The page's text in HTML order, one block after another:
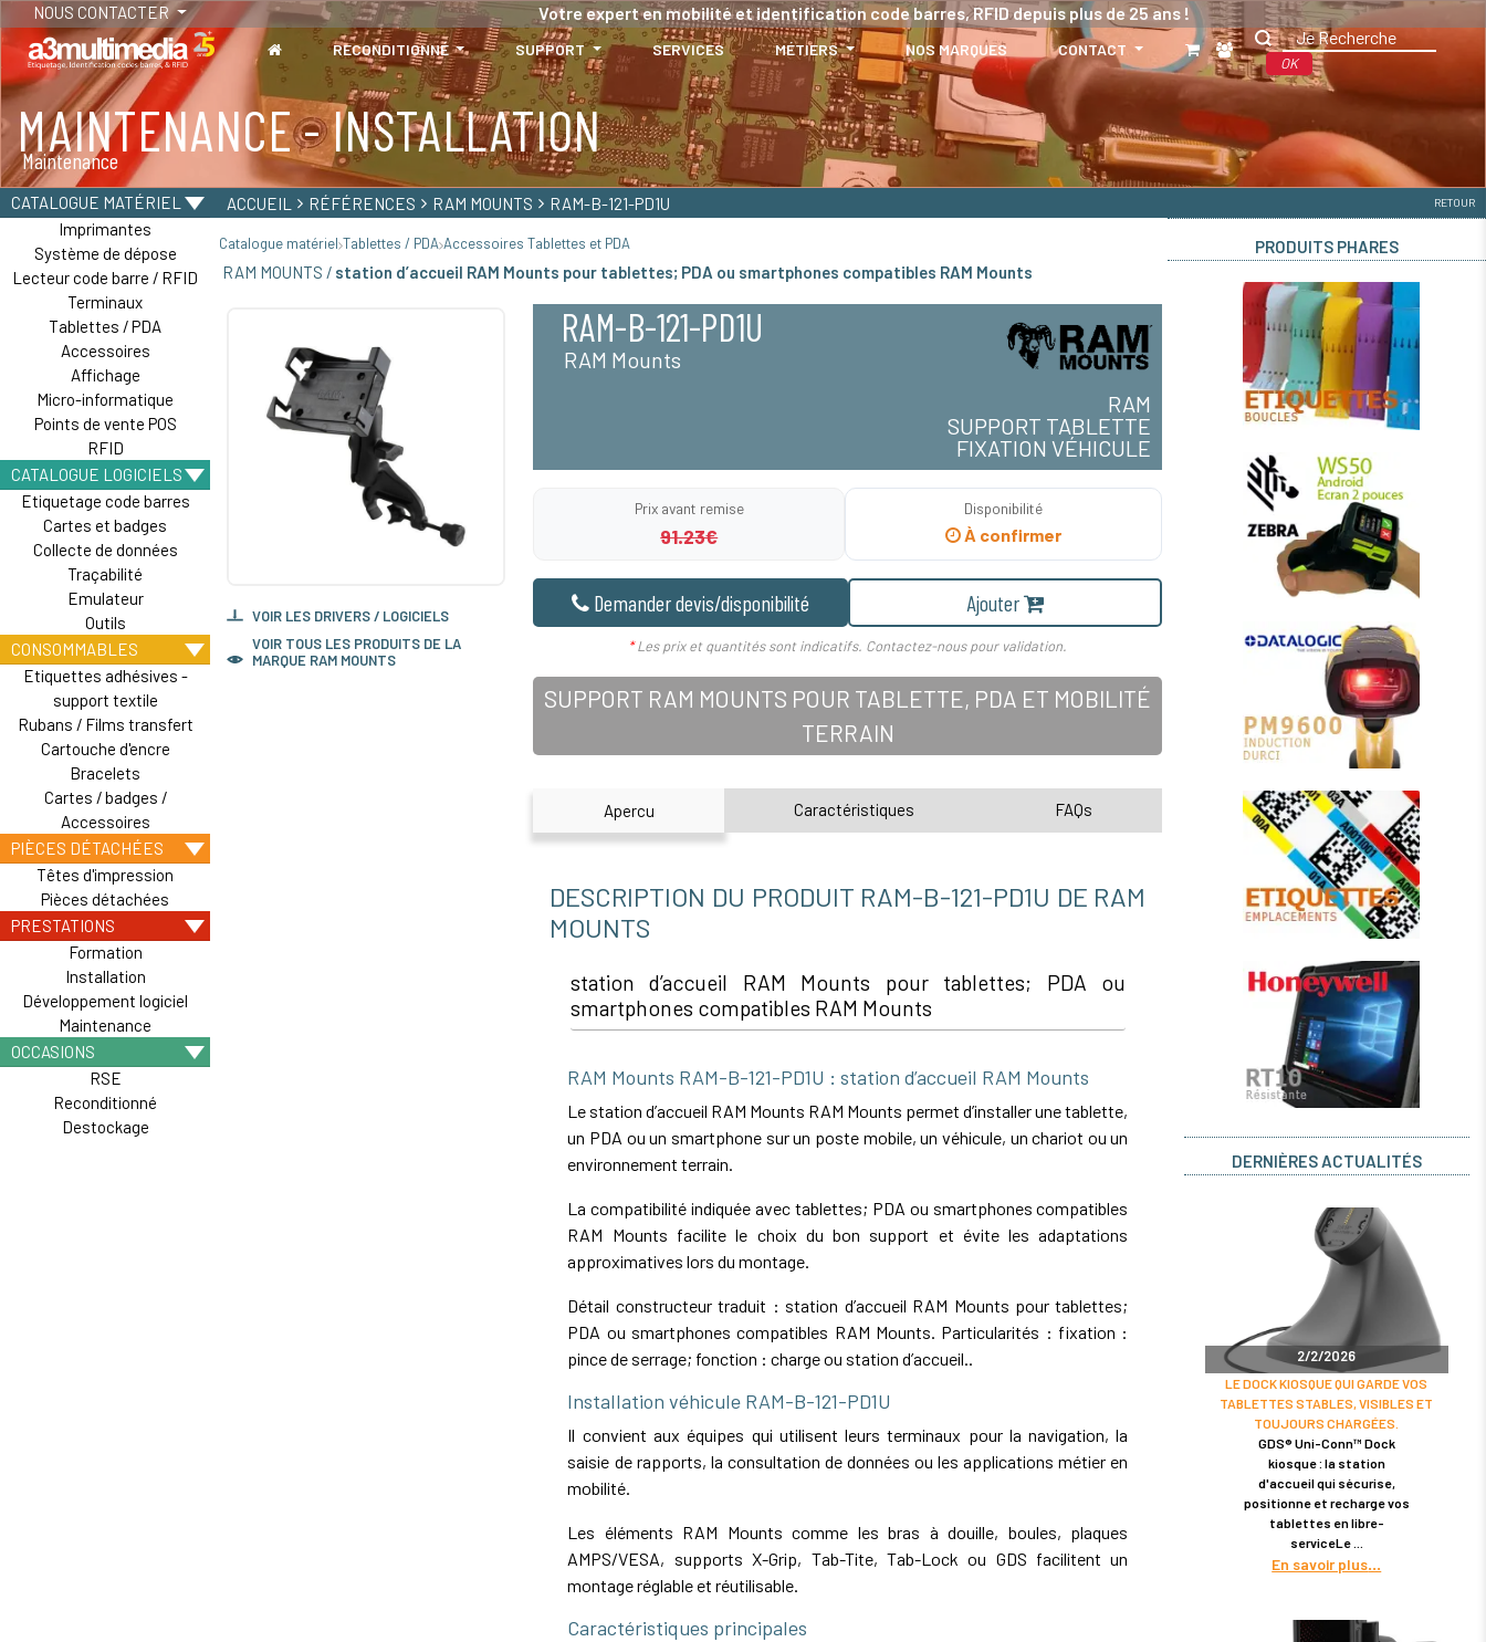
NOUS CONTACTER Votre expert en mobilité et identification code barres, RFID depuis plus de 25 ans !
RECONDITIONNÉ SUPPORT SERVICES MÉTIERS NOS MARQUES CONTACT
OK
MAINTENANCE - INSTALLATION
Maintenance
TABLETTES
Tablettes durcies - Étanches - Résistantes
CATALOGUE MATÉRIEL
Imprimantes
Système de dépose
Lecteur code barre / RFID
Terminaux
Tablettes / PDA
Accessoires
Affichage
Micro-informatique
Points de vente POS
RFID
CATALOGUE LOGICIELS
Etiquetage code barres
Cartes et badges
Collecte de données
Traçabilité
Emulateur
Outils
CONSOMMABLES
Etiquettes adhésives -
support textile
Rubans / Films transfert
Cartouche d'encre
Bracelets
Cartes / badges /
Accessoires
PIÈCES DÉTACHÉES
Têtes d'impression
Pièces détachées
PRESTATIONS
Formation
Installation
Développement logiciel
Maintenance
OCCASIONS
RSE
Reconditionné
Destockage
ACCUEIL RÉFÉRENCES RAM MOUNTS RAM-B-121-PD1U RETOUR
Catalogue matériel Tablettes / PDA Accessoires Tablettes et PDA
RAM MOUNTS / station d’accueil RAM Mounts pour tablettes; PDA ou smartphones compatibles RAM Mounts
VOIR LES DRIVERS / LOGICIELS
VOIR TOUS LES PRODUITS DE LA
MARQUE RAM MOUNTS
RAM-B-121-PD1U
RAM Mounts
RAM
SUPPORT TABLETTE
FIXATION VÉHICULE
Prix avant remise
91.23€
Disponibilité
À confirmer
Demander devis/disponibilité Ajouter
*Les prix et quantités sont indicatifs. Contactez-nous pour validation.
SUPPORT RAM MOUNTS POUR TABLETTE, PDA ET MOBILITÉ
TERRAIN
Apercu Caractéristiques FAQs
DESCRIPTION DU PRODUIT RAM-B-121-PD1U DE RAM
MOUNTS
station d’accueil RAM Mounts pour tablettes; PDA ou
smartphones compatibles RAM Mounts
RAM Mounts RAM-B-121-PD1U : station d’accueil RAM Mounts
Le station d’accueil RAM Mounts RAM Mounts permet d’installer une tablette,
un PDA ou un smartphone sur un poste mobile, un véhicule, un chariot ou un
environnement terrain.
La compatibilité indiquée avec tablettes; PDA ou smartphones compatibles
RAM Mounts facilite le choix du bon support et évite les adaptations
approximatives lors du montage.
Détail constructeur traduit : station d’accueil RAM Mounts pour tablettes;
PDA ou smartphones compatibles RAM Mounts. Particularités : fixation :
pince de serrage; fonction : charge ou station d’accueil..
Installation véhicule RAM-B-121-PD1U
Il convient aux équipes qui utilisent leurs terminaux pour la navigation, la
saisie de rapports, la consultation de données ou les applications métier en
mobilité.
Les éléments RAM Mounts comme les bras à douille, boules, plaques
AMPS/VESA, supports X-Grip, Tab-Tite, Tab-Lock ou GDS facilitent un
montage réglable et réutilisable.
Caractéristiques principales
PRODUITS PHARES
DERNIÈRES ACTUALITÉS
2/2/2026
LE DOCK KIOSQUE QUI GARDE VOS
TABLETTES STABLES, VISIBLES ET
TOUJOURS CHARGÉES.
GDS® Uni-Conn™ Dock
kiosque : la station
d'accueil qui sécurise,
positionne et recharge vos
tablettes en libre-
serviceLe
En savoir plus